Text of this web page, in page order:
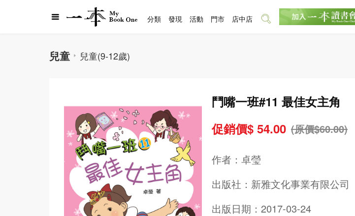
兒童 兒童(9-12歲)
鬥嘴一班#11 最佳女主角
促銷價$ 54.00 (原價$60.00)
作者： 卓瑩
出版社： 新雅文化事業有限公司
出版日期：2017-03-24
分類 發現 活動 門市 店中店